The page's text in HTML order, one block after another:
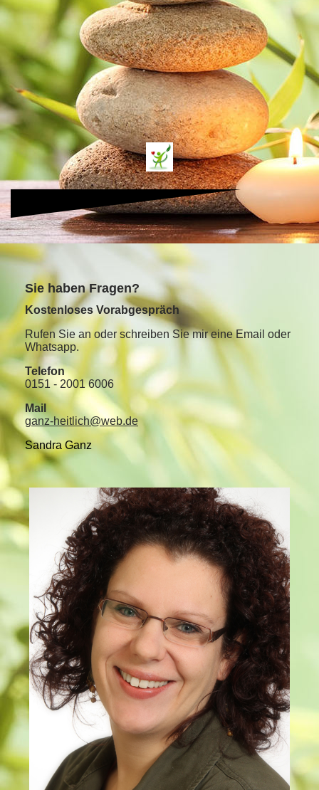
Sie haben Fragen?
Kostenloses Vorabgespräch
Rufen Sie an oder schreiben Sie mir eine Email oder
Whatsapp.
Telefon
0151 - 2001 6006
Mail
ganz-heitlich@web.de
Sandra Ganz